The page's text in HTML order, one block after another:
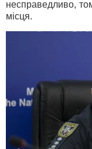
несправедливо,
місця.